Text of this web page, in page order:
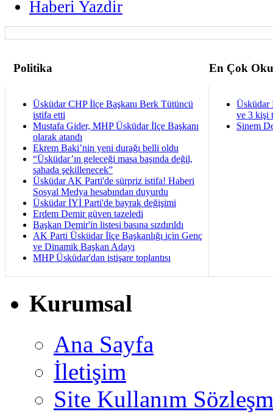
Haberi Yazdir
Politika En Çok
Üsküdar CHP İlçe Başkanı Berk Tütüncü
istifa etti
Mustafa Gider, MHP Üsküdar İlçe Başkanı
olarak atandı
Ekrem Baki’nin yeni durağı belli oldu
“Üsküdar’ın geleceği masa başında değil,
sahada şekillenecek”
Üsküdar AK Parti'de sürpriz istifa! Haberi
Sosyal Medya hesabından duyurdu
Üsküdar İYİ Parti'de bayrak değişimi
Erdem Demir güven tazeledi
Başkan Demir'in listesi basına sızdırıldı
AK Parti Üsküdar İlçe Başkanlığı için Genç
ve Dinamik Başkan Adayı
MHP Üsküdar'dan istişare toplantısı
Üsküdar
ve 3 kişi
Sinem
Kurumsal
Ana Sayfa
İletişim
Site Kullanım